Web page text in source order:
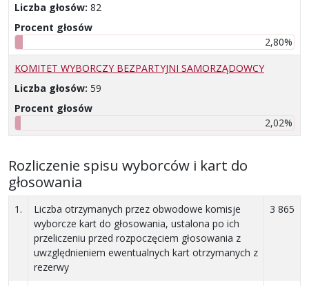
Liczba głosów: 82
Procent głosów
2,80%
KOMITET WYBORCZY BEZPARTYJNI SAMORZĄDOWCY
Liczba głosów: 59
Procent głosów
2,02%
Rozliczenie spisu wyborców i kart do
głosowania
1.
Liczba otrzymanych przez obwodowe komisje
wyborcze kart do głosowania, ustalona po ich
przeliczeniu przed rozpoczęciem głosowania z
uwzględnieniem ewentualnych kart otrzymanych z
rezerwy
3 865